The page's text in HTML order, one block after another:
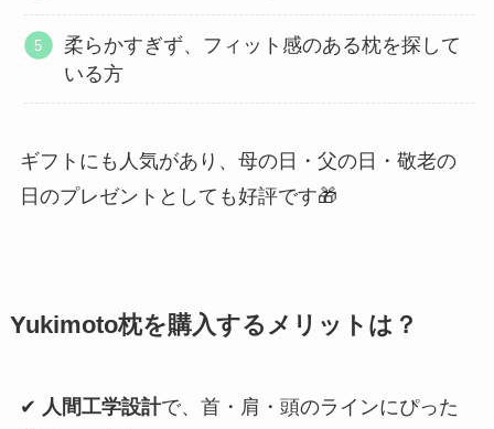
柔らかすぎず、フィット感のある枕を探して
いる方
ギフトにも人気があり、母の日・父の日・敬老の
日のプレゼントとしても好評です🎁
Yukimoto枕を購入するメリットは？
✔ 人間工学設計で、首・肩・頭のラインにぴった